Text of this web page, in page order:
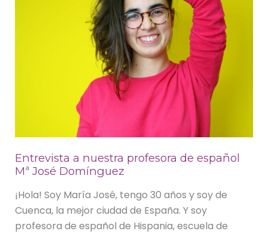
Entrevista a nuestra profesora de español
Mª José Domínguez
¡Hola! Soy María José, tengo 30 años y soy de
Cuenca, la mejor ciudad de España. Y soy
profesora de español de Hispania, escuela de